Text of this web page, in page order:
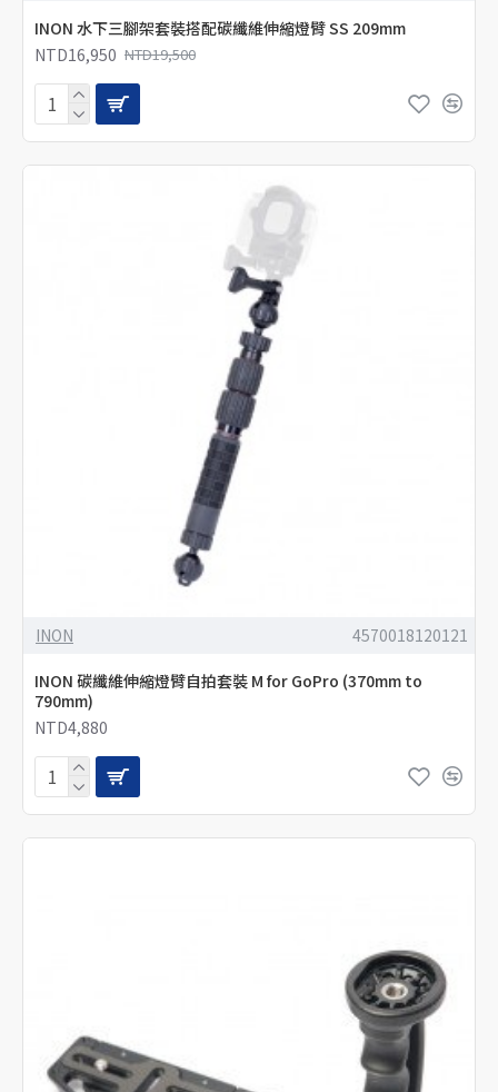
INON 水下三腳架套裝搭配碳纖維伸縮燈臂 SS 209mm
NTD16,950 NTD19,500
INON 4570018120121
INON 碳纖維伸縮燈臂自拍套裝 M for GoPro (370mm to
790mm)
NTD4,880